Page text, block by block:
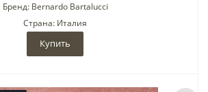
Бренд: Bernardo Bartalucci
Страна: Италия
Купить